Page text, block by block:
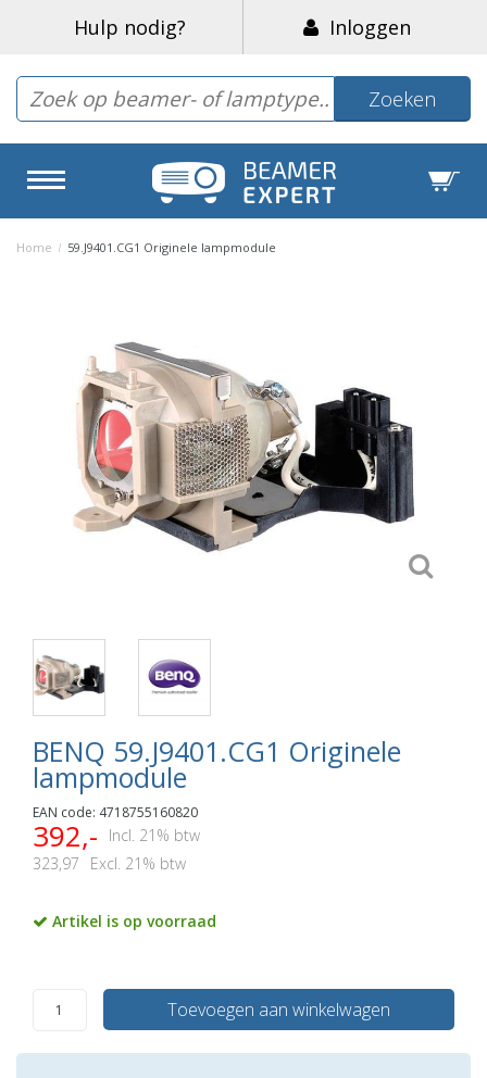
Hulp nodig? Inloggen
Zoeken
Home / 59.J9401.CG1 Originele lampmodule
BENQ 59.J9401.CG1 Originele
lampmodule
EAN code: 4718755160820
392,-
Incl. 21% btw
323,97
Excl. 21% btw
Artikel is op voorraad
Toevoegen aan winkelwagen